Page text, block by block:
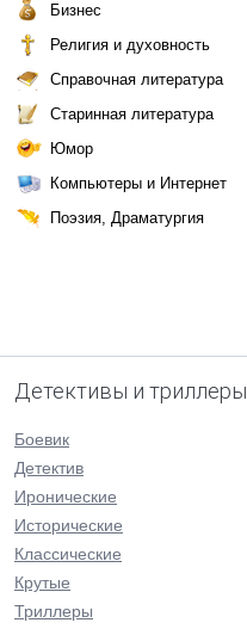
Бизнес
Религия и духовность
Справочная литература
Старинная литература
Юмор
Компьютеры и Интернет
Поэзия, Драматургия
Детективы и триллеры
Боевик
Детектив
Иронические
Исторические
Классические
Крутые
Триллеры